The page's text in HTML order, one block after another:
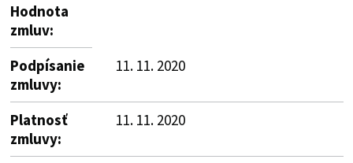
Hodnota
zmluv:
Podpísanie
zmluvy:
11. 11. 2020
Platnosť
zmluvy:
11. 11. 2020